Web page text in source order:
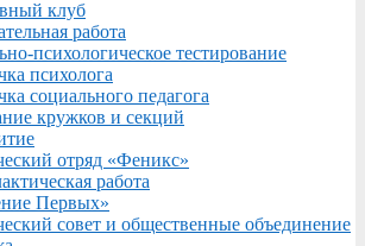
клуб
работа
психологическое тестирование
психолога
социального педагога
кружков и секций
отряд «Феникс»
работа
Первых»
совет и общественные объединение